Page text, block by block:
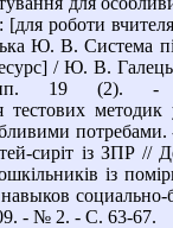
роботи вчителя
Ю. В. Система
/ Ю. В.
- Вип. 19
методик
сиріт із
із
социально-
- № 2. - С. 63-67.